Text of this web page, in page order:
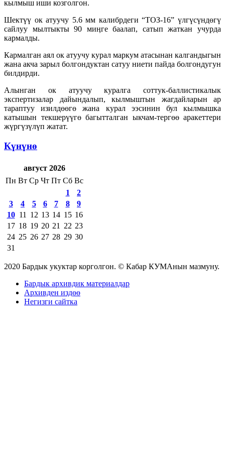
кылмыш иши козголгон.
Шектүү ок атуучу 5.6 мм калибрдеги “ТОЗ-16” үлгүсүндөгү
сайлуу мылтыкты 90 миӊге баалап, сатып жаткан учурда
кармалды.
Кармалган аял ок атуучу курал маркум атасынан калгандыгын
жана акча зарыл болгондуктан сатуу ниети пайда болгондугун
билдирди.
Алынган ок атуучу куралга соттук-баллистикалык
экспертизалар дайындалып, кылмыштын жагдайларын ар
тараптуу изилдөөгө жана курал ээсинин бул кылмышка
катышын текшерүүгө багытталган ыкчам-тергөө аракеттери
жүргүзүлүп жатат.
Күнүнө
август 2026
Пн Вт Ср Чт Пт Сб Вс
1
2
3
4 5 6 7 8
9
10 11 12 13 14 15 16
17 18 19 20 21 22 23
24 25 26 27 28 29 30
31
2020 Бардык укуктар корголгон. © Кабар КУМАнын мазмуну.
Бардык архивдик материалдар
Архивден издөө
Негизги сайтка